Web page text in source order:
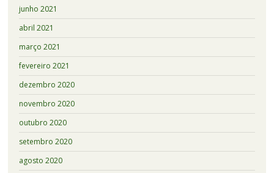
junho 2021
abril 2021
março 2021
fevereiro 2021
dezembro 2020
novembro 2020
outubro 2020
setembro 2020
agosto 2020